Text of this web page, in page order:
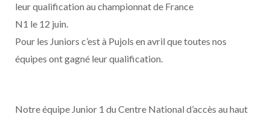
leur qualification au championnat de France
N1 le 12 juin.
Pour les Juniors c’est à Pujols en avril que toutes nos
équipes ont gagné leur qualification.
Notre équipe Junior 1 du Centre National d’accès au haut